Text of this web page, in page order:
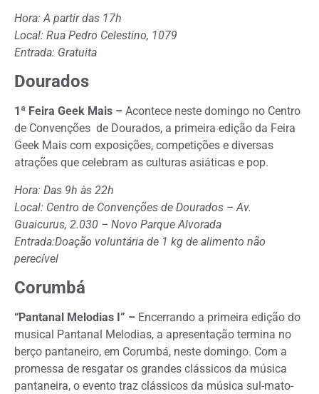
Hora: A partir das 17h
Local: Rua Pedro Celestino, 1079
Entrada: Gratuita
Dourados
1ª Feira Geek Mais – Acontece neste domingo no Centro
de Convenções de Dourados, a primeira edição da Feira
Geek Mais com exposições, competições e diversas
atrações que celebram as culturas asiáticas e pop.
Hora: Das 9h às 22h
Local: Centro de Convenções de Dourados – Av.
Guaicurus, 2.030 – Novo Parque Alvorada
Entrada:Doação voluntária de 1 kg de alimento não
perecível
Corumbá
“Pantanal Melodias I” – Encerrando a primeira edição do
musical Pantanal Melodias, a apresentação termina no
berço pantaneiro, em Corumbá, neste domingo. Com a
promessa de resgatar os grandes clássicos da música
pantaneira, o evento traz clássicos da música sul-mato-